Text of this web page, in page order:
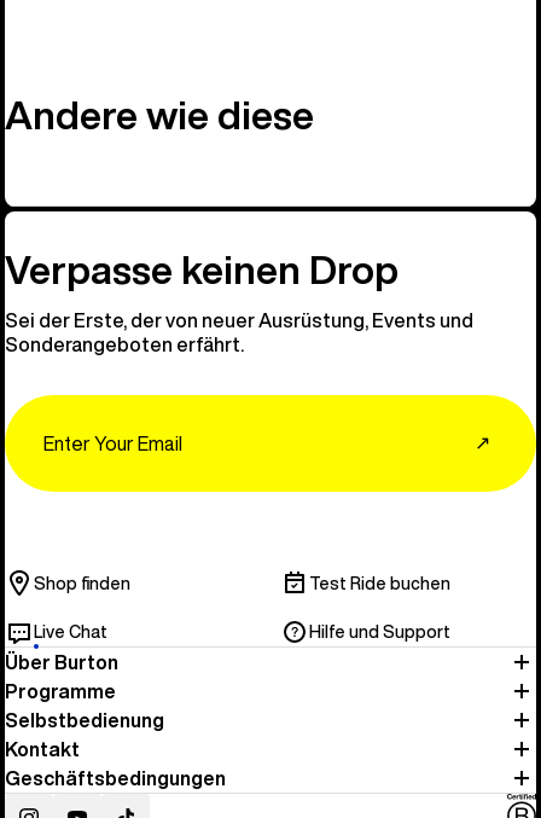
Andere wie diese
Verpasse keinen Drop
Sei der Erste, der von neuer Ausrüstung, Events und
Sonderangeboten erfährt.
↗
Shop finden Test Ride buchen
Live Chat Hilfe und Support
Über Burton
Programme
Selbstbedienung
Kontakt
Geschäftsbedingungen